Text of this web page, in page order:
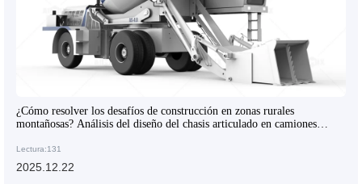
¿Cómo resolver los desafíos de construcción en zonas rurales
montañosas? Análisis del diseño del chasis articulado en camiones
Lectura:131
2025.12.22